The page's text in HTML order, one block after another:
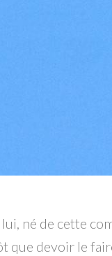
né de cette
que devoir le